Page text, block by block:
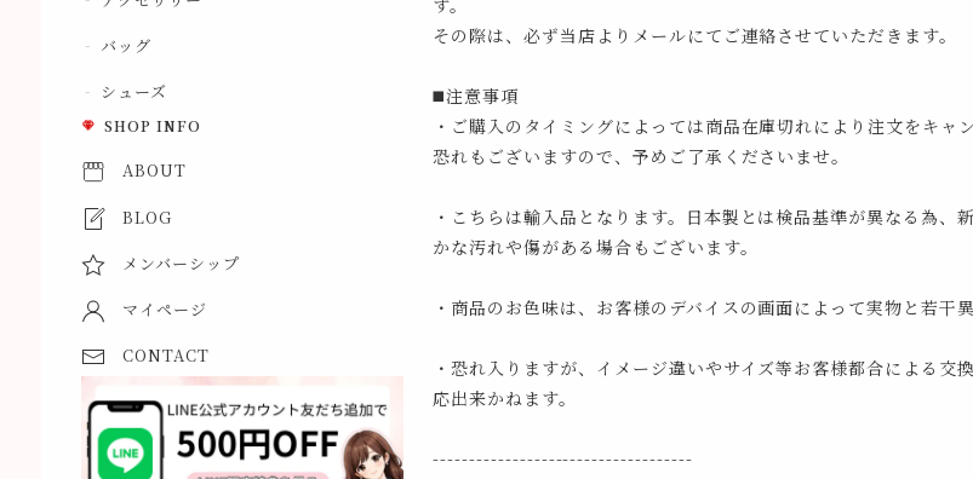
バッグ
シューズ
SHOP INFO
ABOUT
BLOG
メンバーシップ
マイページ
CONTACT
す。
その際は、必ず当店よりメールにてご連絡させていただきます。
◼️注意事項
・ご購入のタイミングによっては商品在庫切れにより注文をキャ
恐れもございますので、予めご了承くださいませ。
・こちらは輸入品となります。日本製とは検品基準が異なる為、
かな汚れや傷がある場合もございます。
・商品のお色味は、お客様のデバイスの画面によって実物と若干
・恐れ入りますが、イメージ違いやサイズ等お客様都合による交
応出来かねます。
------------------------------------